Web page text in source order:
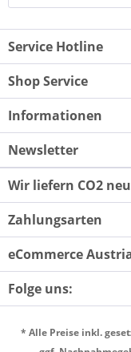
Service Hotline
Shop Service
Informationen
Newsletter
Wir liefern CO2
Zahlungsarten
eCommerce
Folge uns:
* Alle Preise inkl.